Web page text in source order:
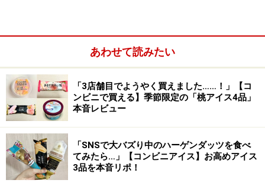
あわせて読みたい
「3店舗目でようやく買えました……！」【コ
ンビニで買える】季節限定の「桃アイス4品」
本音レビュー
「SNSで大バズり中のハーゲンダッツを食べ
てみたら…」【コンビニアイス】お高めアイス
3品を本音リポ！